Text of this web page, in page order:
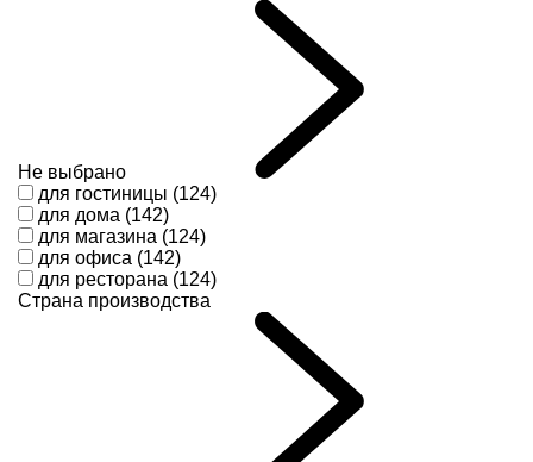
Не выбрано
для гостиницы (124)
для дома (142)
для магазина (124)
для офиса (142)
для ресторана (124)
Страна производства